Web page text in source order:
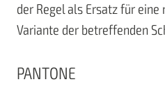
der Regel als Ersatz für
Variante der betreffenden
PANTONE